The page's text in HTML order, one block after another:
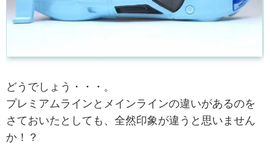
どうでしょう・・・。
プレミアムラインとメインラインの違いがあるのを
さておいたとしても、全然印象が違うと思いません
か！？